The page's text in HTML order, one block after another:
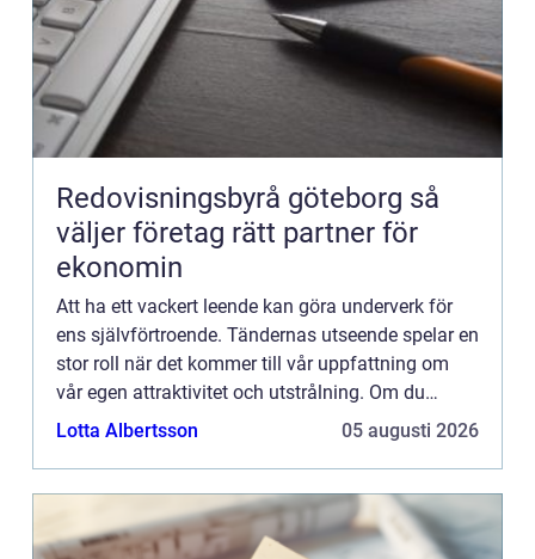
Redovisningsbyrå göteborg så
väljer företag rätt partner för
ekonomin
Att ha ett vackert leende kan göra underverk för
ens självförtroende. Tändernas utseende spelar en
stor roll när det kommer till vår uppfattning om
vår egen attraktivitet och utstrålning. Om du
käm...
Lotta Albertsson 05 augusti 2026